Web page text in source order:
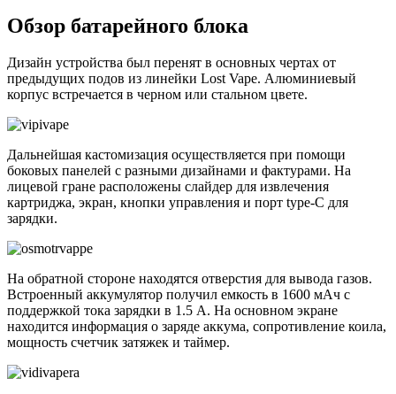
Обзор батарейного блока
Дизайн устройства был перенят в основных чертах от
предыдущих подов из линейки Lost Vape. Алюминиевый
корпус встречается в черном или стальном цвете.
Дальнейшая кастомизация осуществляется при помощи
боковых панелей с разными дизайнами и фактурами. На
лицевой гране расположены слайдер для извлечения
картриджа, экран, кнопки управления и порт type-C для
зарядки.
На обратной стороне находятся отверстия для вывода газов.
Встроенный аккумулятор получил емкость в 1600 мАч с
поддержкой тока зарядки в 1.5 А. На основном экране
находится информация о заряде аккума, сопротивление коила,
мощность счетчик затяжек и таймер.